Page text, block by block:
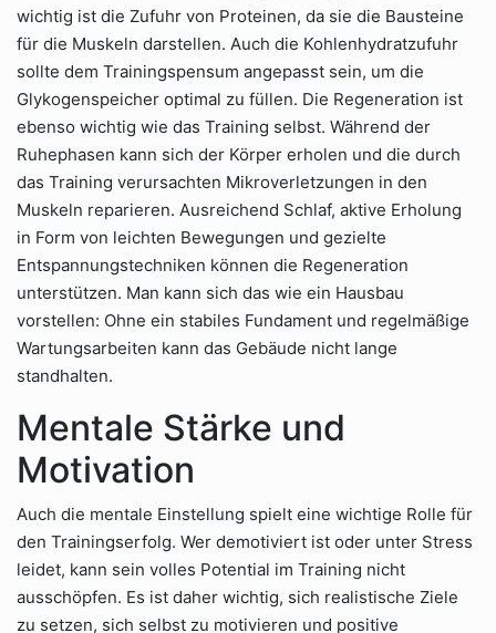
wichtig ist die Zufuhr von Proteinen, da sie die Bausteine
für die Muskeln darstellen. Auch die Kohlenhydratzufuhr
sollte dem Trainingspensum angepasst sein, um die
Glykogenspeicher optimal zu füllen. Die Regeneration ist
ebenso wichtig wie das Training selbst. Während der
Ruhephasen kann sich der Körper erholen und die durch
das Training verursachten Mikroverletzungen in den
Muskeln reparieren. Ausreichend Schlaf, aktive Erholung
in Form von leichten Bewegungen und gezielte
Entspannungstechniken können die Regeneration
unterstützen. Man kann sich das wie ein Hausbau
vorstellen: Ohne ein stabiles Fundament und regelmäßige
Wartungsarbeiten kann das Gebäude nicht lange
standhalten.
Mentale Stärke und
Motivation
Auch die mentale Einstellung spielt eine wichtige Rolle für
den Trainingserfolg. Wer demotiviert ist oder unter Stress
leidet, kann sein volles Potential im Training nicht
ausschöpfen. Es ist daher wichtig, sich realistische Ziele
zu setzen, sich selbst zu motivieren und positive